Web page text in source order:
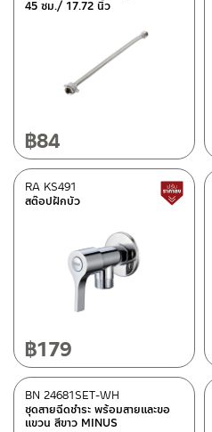
45 ซม./ 17.72 นิ้ว
฿84
สต๊อปฝักบัว
RA KS491
฿179
ชุดสายฉีดชำระ พร้อมสายและขอ
แขวน สีขาว MINUS
BN 24681SET-WH